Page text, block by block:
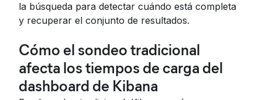
la búsqueda para detectar cuándo está completa
y recuperar el conjunto de resultados.
Cómo el sondeo tradicional
afecta los tiempos de carga del
dashboard de Kibana